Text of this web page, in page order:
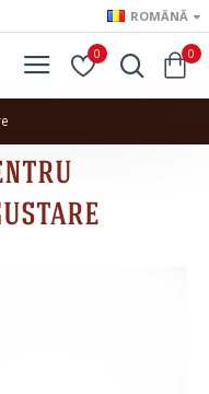
ROMÂNĂ
0 0